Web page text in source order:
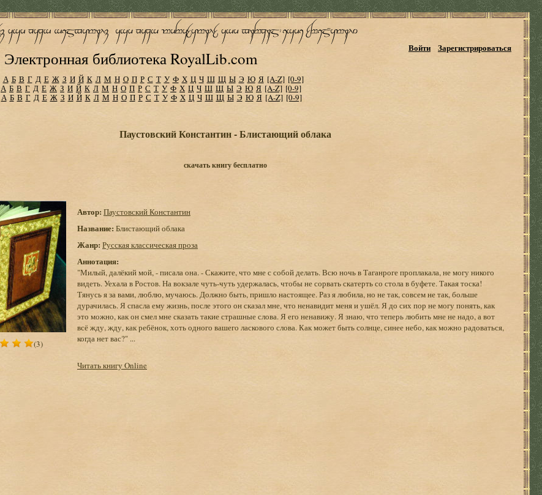
Электронная библиотека RoyalLib.com
Войти Зарегистрироваться
А Б В Г Д Е Ж З И Й К Л М Н О П Р С Т У Ф Х Ц Ч Ш Щ Ы Э Ю Я [A-Z] [0-9]
А Б В Г Д Е Ж З И Й К Л М Н О П Р С Т У Ф Х Ц Ч Ш Щ Ы Э Ю Я [A-Z] [0-9]
А Б В Г Д Е Ж З И Й К Л М Н О П Р С Т У Ф Х Ц Ч Ш Щ Ы Э Ю Я [A-Z] [0-9]
Паустовский Константин - Блистающий облака
скачать книгу бесплатно
(3)
Автор: Паустовский Константин
Название: Блистающий облака
Жанр: Русская классическая проза
Аннотация:
"Милый, далёкий мой, - писала она. - Скажите, что мне с собой делать. Всю ночь в Таганроге проплакала, не могу никого
видеть. Уехала в Ростов. На вокзале чуть-чуть удержалась, чтобы не сорвать скатерть со стола в буфете. Такая тоска!
Тянусь я за вами, люблю, мучаюсь. Должно быть, пришло настоящее. Раз я любила, но не так, совсем не так, больше
дурачилась. Я спасла ему жизнь, после этого он сказал мне, что ненавидит меня и ушёл. Я до сих пор не могу понять, как
это можно, как он смел мне сказать такие страшные слова. Я его ненавижу. Я знаю, что теперь любить мне не надо, а вот
всё жду, жду, как ребёнок, хоть одного вашего ласкового слова. Как может быть солнце, синее небо, как можно радоваться,
когда нет вас?" ...
Читать книгу Online